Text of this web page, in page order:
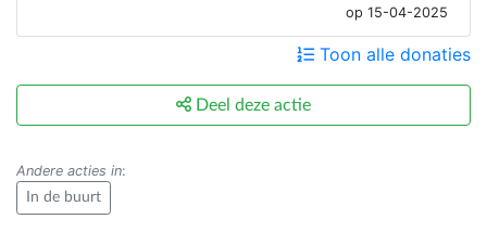
op 15-04-2025
Toon alle donaties
Deel deze actie
Andere acties in:
In de buurt